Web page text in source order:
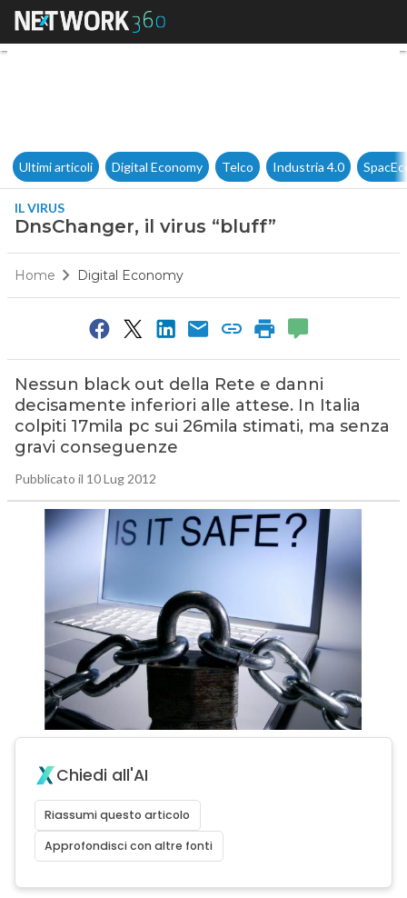
DnsChanger, il virus “bluff”
Ultimi articoli Digital Economy Telco Industria 4.0
IL VIRUS
DnsChanger, il virus “bluff”
Home Digital Economy
Nessun black out della Rete e danni
decisamente inferiori alle attese. In Italia
colpiti 17mila pc sui 26mila stimati, ma senza
gravi conseguenze
Pubblicato il 10 Lug 2012
Chiedi all'AI
Riassumi questo articolo
Approfondisci con altre fonti